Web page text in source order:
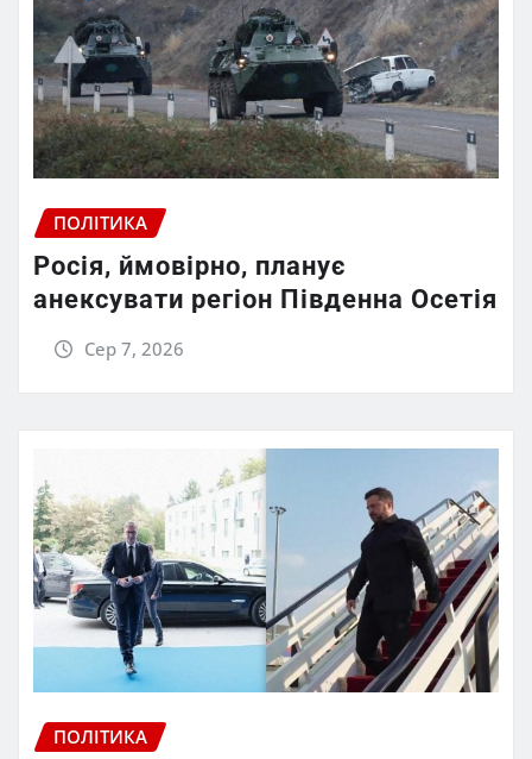
ПОЛІТИКА
Росія, ймовірно, планує
анексувати регіон Південна Осетія
Сер 7, 2026
ПОЛІТИКА